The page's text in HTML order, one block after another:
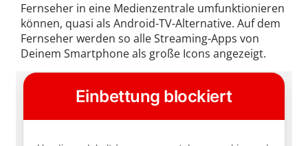
Fernseher in eine Medienzentrale umfunktionieren
können, quasi als Android-TV-Alternative. Auf dem
Fernseher werden so alle Streaming-Apps von
Deinem Smartphone als große Icons angezeigt.